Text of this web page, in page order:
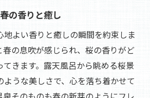
変わりに寄り添う温泉の魅力
で心身を癒す四季折々の体験
の香りと癒し
よい香りと癒しの瞬間を約束しま
春の息吹が感じられ、桜の香りがど
てきます。露天風呂から眺める桜景
うな美しさで、心を落ち着かせて